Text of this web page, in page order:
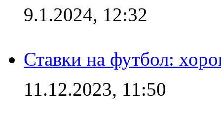
9.1.2024, 12:32
Ставки на футбол:
11.12.2023, 11:50